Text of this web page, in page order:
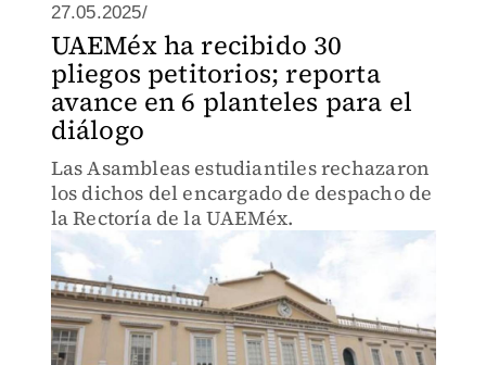
27.05.2025/
UAEMéx ha recibido 30
pliegos petitorios; reporta
avance en 6 planteles para el
diálogo
Las Asambleas estudiantiles rechazaron
los dichos del encargado de despacho de
la Rectoría de la UAEMéx.